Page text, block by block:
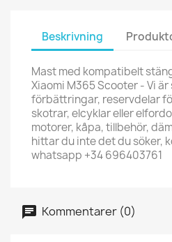
Beskrivning
Mast med kompatibelt
Xiaomi M365 Scooter - Vi
förbättringar, reservdelar
skotrar, elcyklar eller
motorer, kåpa, tillbehör,
hittar du inte det du söker,
whatsapp +34 696403761
Kommentarer (0)